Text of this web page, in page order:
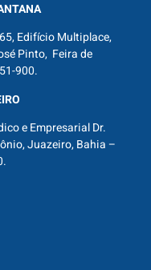
Edifício Multiplace,
Pinto, Feira de
900.
e Empresarial Dr.
Juazeiro, Bahia –